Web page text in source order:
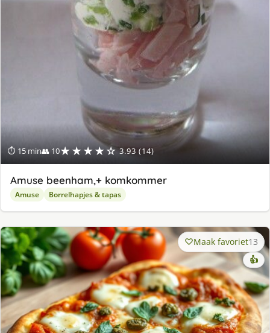
⏱ 15 min👥 10★★★★☆ 3.93 (14)
Amuse beenham,+ komkommer
Amuse Borrelhapjes & tapas
Maak favoriet13
👍